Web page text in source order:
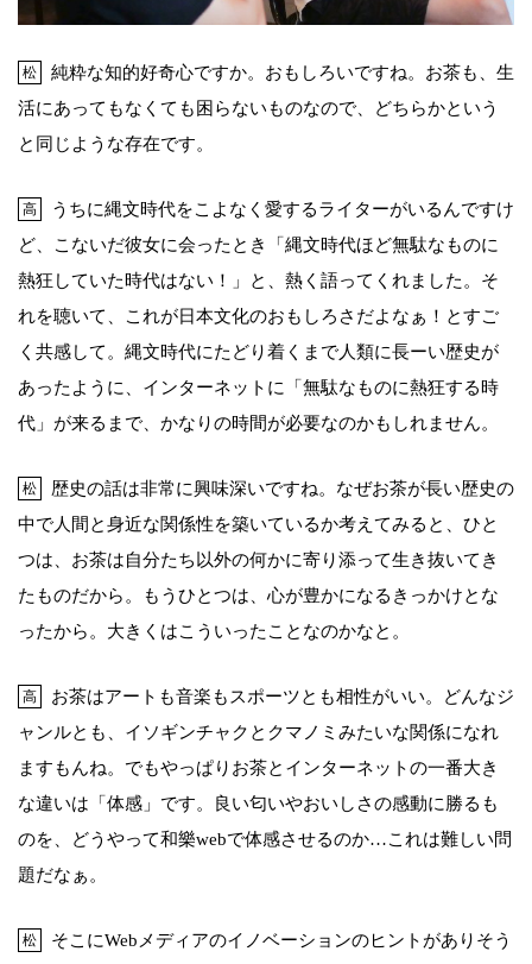
松
純粋な知的好奇心ですか。おもしろいですね。お茶も、生
活にあってもなくても困らないものなので、どちらかという
と同じような存在です。
高
うちに縄文時代をこよなく愛するライターがいるんですけ
ど、こないだ彼女に会ったとき「縄文時代ほど無駄なものに
熱狂していた時代はない！」と、熱く語ってくれました。そ
れを聴いて、これが日本文化のおもしろさだよなぁ！とすご
く共感して。縄文時代にたどり着くまで人類に長ーい歴史が
あったように、インターネットに「無駄なものに熱狂する時
代」が来るまで、かなりの時間が必要なのかもしれません。
松
歴史の話は非常に興味深いですね。なぜお茶が長い歴史の
中で人間と身近な関係性を築いているか考えてみると、ひと
つは、お茶は自分たち以外の何かに寄り添って生き抜いてき
たものだから。もうひとつは、心が豊かになるきっかけとな
ったから。大きくはこういったことなのかなと。
高
お茶はアートも音楽もスポーツとも相性がいい。どんなジ
ャンルとも、イソギンチャクとクマノミみたいな関係になれ
ますもんね。でもやっぱりお茶とインターネットの一番大き
な違いは「体感」です。良い匂いやおいしさの感動に勝るも
のを、どうやって和樂webで体感させるのか…これは難しい問
題だなぁ。
松
そこにWebメディアのイノベーションのヒントがありそう